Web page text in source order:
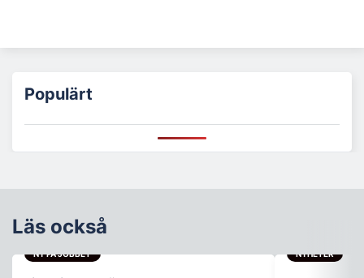
Populärt
Läs också
NY PÅ JOBBET NYHETER